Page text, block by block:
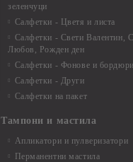
зеленчуци
Салфетки - Цветя и листа
Салфетки - Свети Валентин,
Любов, Рожден ден
Салфетки - Фонове и бордюри
Салфетки - Други
Салфетки на пакет
Тампони и мастила
Апликатори и пулверизатори
Перманентни мастила